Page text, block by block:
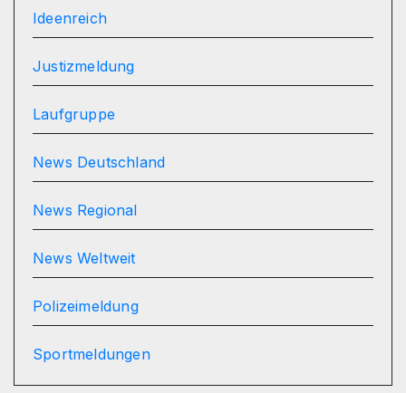
Ideenreich
Justizmeldung
Laufgruppe
News Deutschland
News Regional
News Weltweit
Polizeimeldung
Sportmeldungen